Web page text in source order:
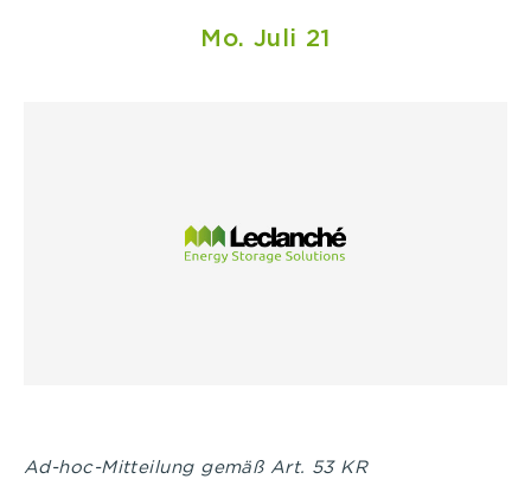
Mo. Juli 21
Ad-hoc-Mitteilung gemäß Art. 53 KR